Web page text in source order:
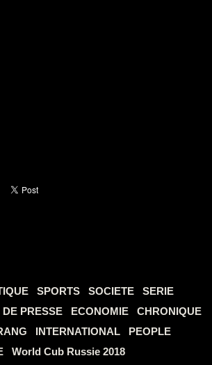
SPORTS SOCIETE
SERIE
DE PRESSE ECONOMIE
CHRONIQUE
INTERNATIONAL
PEOPLE
World Cub Russie 2018